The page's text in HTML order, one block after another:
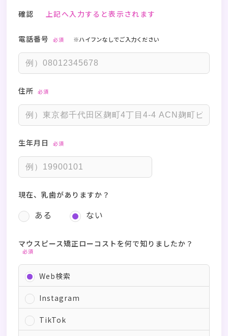
確認 上記へ入力すると表示されます
電話番号 必須 ※ハイフンなしでご入力ください
住所 必須
生年月日 必須
現在、乳歯がありますか？
ある ない
マウスピース矯正ローコストを何で知りましたか？
必須
Web検索
Instagram
TikTok